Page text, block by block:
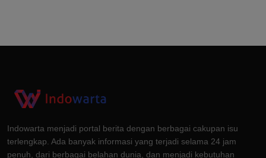
Indowarta menjadi portal berita dengan berbagai cakupan isu
terlengkap. Ada banyak informasi yang terjadi selama 24 jam
penuh, dari berbagai belahan dunia, dan menjadi kebutuhan